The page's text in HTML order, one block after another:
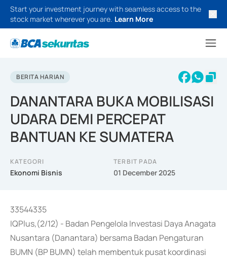
Start your investment journey with seamless access to the
stock market wherever you are. Learn More
BERITA HARIAN
DANANTARA BUKA MOBILISASI
UDARA DEMI PERCEPAT
BANTUAN KE SUMATERA
KATEGORI
Ekonomi Bisnis
TERBIT PADA
01 December 2025
33544335
IQPlus,(2/12) - Badan Pengelola Investasi Daya Anagata
Nusantara (Danantara) bersama Badan Pengaturan
BUMN (BP BUMN) telah membentuk pusat koordinasi